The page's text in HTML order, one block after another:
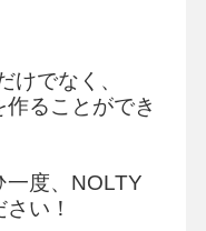
けでなく、
ることができ
度、 NOLTY
い！